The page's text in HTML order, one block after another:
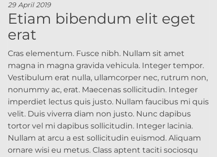
29 April 2019
Etiam bibendum elit eget
erat
Cras elementum. Fusce nibh. Nullam sit amet
magna in magna gravida vehicula. Integer tempor.
Vestibulum erat nulla, ullamcorper nec, rutrum non,
nonummy ac, erat. Maecenas sollicitudin. Integer
imperdiet lectus quis justo. Nullam faucibus mi quis
velit. Duis viverra diam non justo. Nunc dapibus
tortor vel mi dapibus sollicitudin. Integer lacinia.
Nullam at arcu a est sollicitudin euismod. Aliquam
ornare wisi eu metus. Class aptent taciti sociosqu